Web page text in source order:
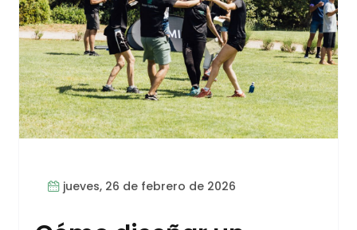
jueves, 26 de febrero de 2026